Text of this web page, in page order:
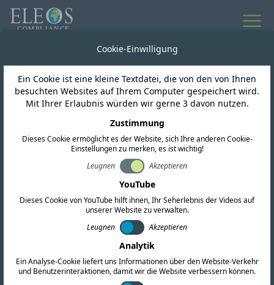
ESG-Auswirkungen
Schutz unserer lokalen
Gewässer
Cookie-Einwilligung
Ein Cookie ist eine kleine Textdatei, die von den von Ihnen
besuchten Websites auf Ihrem Computer gespeichert wird.
Mit Ihrer Erlaubnis würden wir gerne 3 davon nutzen.
Zustimmung
Dieses Cookie ermöglicht es der Website, sich Ihre anderen Cookie-
Einstellungen zu merken, es ist wichtig!
Leugnen
Akzeptieren
YouTube
Dieses Cookie von YouTube hilft ihnen, Ihr Seherlebnis der Videos auf
unserer Website zu verwalten.
Leugnen
Akzeptieren
Analytik
Ein Analyse-Cookie liefert uns Informationen über den Website-Verkehr
und Benutzerinteraktionen, damit wir die Website verbessern können.